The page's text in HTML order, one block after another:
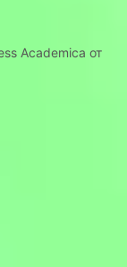
Academica от